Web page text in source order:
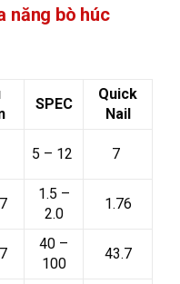
năng bò húc
SPEC
Quick
Nail
5 – 12 7
1.5 –
2.0
1.76
40 –
100
43.7